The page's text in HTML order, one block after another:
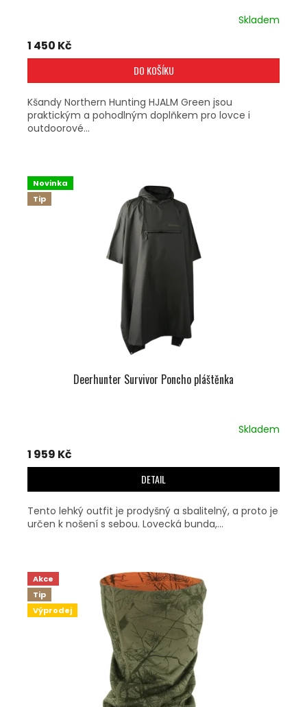
Skladem
1 450 Kč
DO KOŠÍKU
Kšandy Northern Hunting HJALM Green jsou
praktickým a pohodlným doplňkem pro lovce i
outdoorové...
Novinka
Tip
Deerhunter Survivor Poncho pláštěnka
Skladem
1 959 Kč
DETAIL
Tento lehký outfit je prodyšný a sbalitelný, a proto je
určen k nošení s sebou. Lovecká bunda,...
Akce
Tip
Výprodej